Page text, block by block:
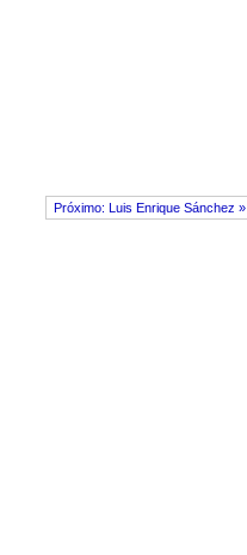
Próximo: Luis Enrique Sánchez »